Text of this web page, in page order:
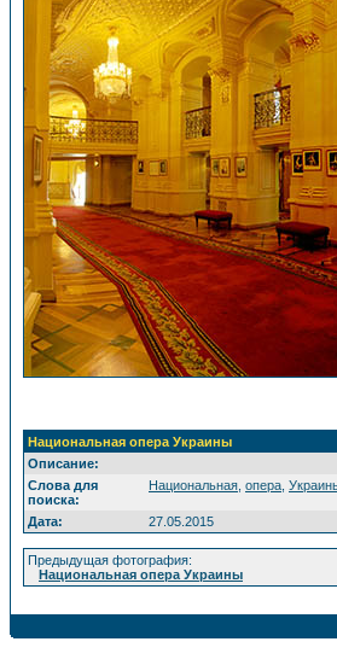
Национальная опера Украины
Описание:
Слова для
поиска:
Национальная опера
Дата: 27.05.2015
Предыдущая фотография:
Национальная опера Украины